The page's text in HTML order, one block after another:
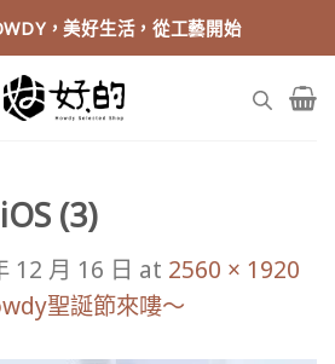
，美好生活，從工藝開始
(3)
12 月 16 日 at 2560 × 1920
聖誕節來嘍～